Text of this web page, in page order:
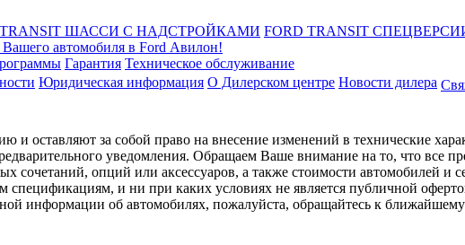
TRANSIT ШАССИ С НАДСТРОЙКАМИ FORD TRANSIT
автомобиля в Ford Авилон!
Гарантия Техническое обслуживание
Юридическая информация О Дилерском центре Новости дилера
оставляют за собой право на внесение изменений в технические
уведомления. Обращаем Ваше внимание на то, что все
сочетаний, опций или аксессуаров, а также стоимости автомобилей и
и ни при каких условиях не является публичной
информации об автомобилях, пожалуйста, обращайтесь к